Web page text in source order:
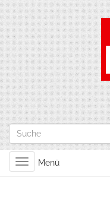
Toggle
navigation
Menü